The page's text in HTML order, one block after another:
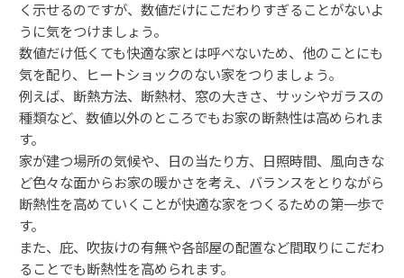
く示せるのですが、数値だけにこだわりすぎることがないよ
うに気をつけましょう。
数値だけ低くても快適な家とは呼べないため、他のことにも
気を配り、ヒートショックのない家をつりましょう。
例えば、断熱方法、断熱材、窓の大きさ、サッシやガラスの
種類など、数値以外のところでもお家の断熱性は高められま
す。
家が建つ場所の気候や、日の当たり方、日照時間、風向きな
ど色々な面からお家の暖かさを考え、バランスをとりながら
断熱性を高めていくことが快適な家をつくるための第一歩で
す。
また、庇、吹抜けの有無や各部屋の配置など間取りにこだわ
ることでも断熱性を高められます。